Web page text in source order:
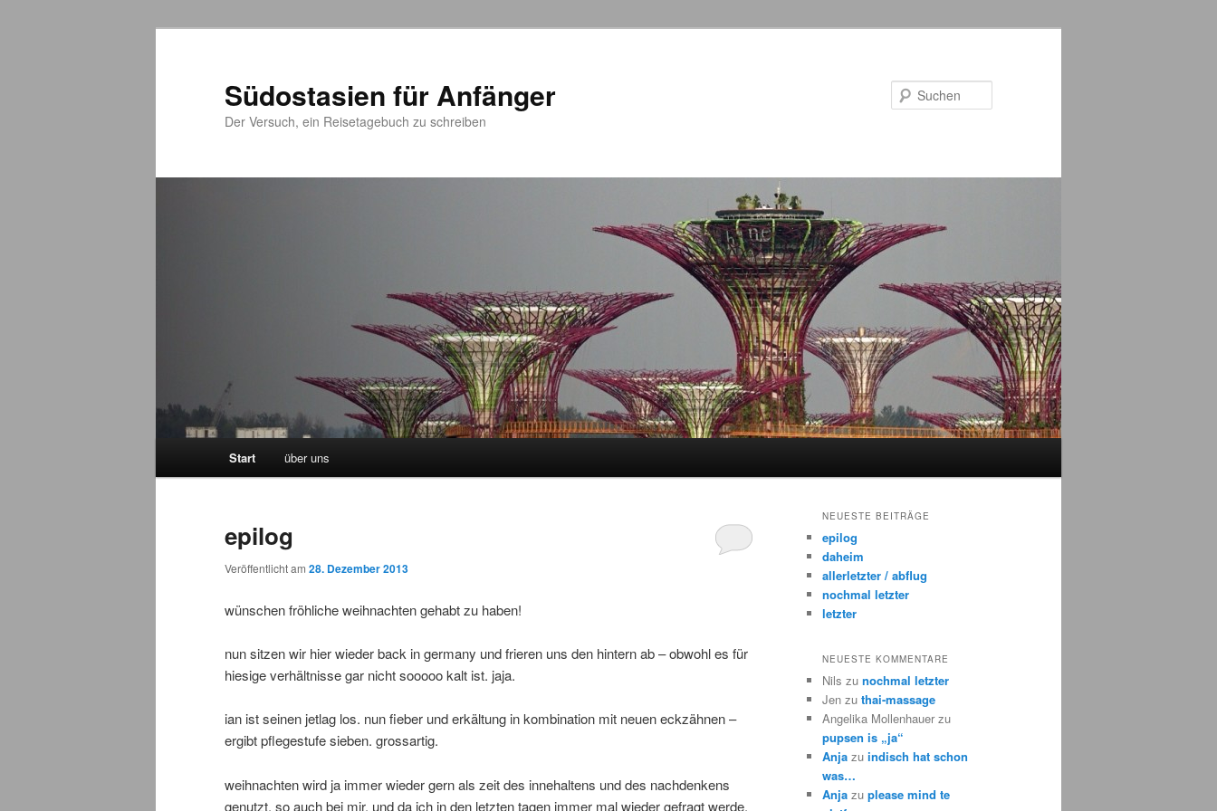
Südostasien für Anfänger
Der Versuch, ein Reisetagebuch zu schreiben
Zum Inhalt wechseln
Zum sekundären Inhalt wechseln
Start über uns
epilog
Veröffentlicht am 28. Dezember 2013
wünschen fröhliche weihnachten gehabt zu haben!
nun sitzen wir hier wieder back in germany und frieren uns den hintern ab – obwohl es für
hiesige verhältnisse gar nicht sooooo kalt ist. jaja.
ian ist seinen jetlag los. nun fieber und erkältung in kombination mit neuen eckzähnen –
ergibt pflegestufe sieben. grossartig.
weihnachten wird ja immer wieder gern als zeit des innehaltens und des nachdenkens
genutzt. so auch bei mir. und da ich in den letzten tagen immer mal wieder gefragt werde,
NEUESTE BEITRÄGE
epilog
daheim
allerletzter / abflug
nochmal letzter
letzter
NEUESTE KOMMENTARE
Nils zu nochmal letzter
Jen zu thai-massage
Angelika Mollenhauer zu
pupsen is „ja“
Anja zu indisch hat schon
was…
Anja zu please mind te